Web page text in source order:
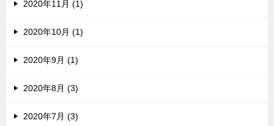
2020年11月 (1)
2020年10月 (1)
2020年9月 (1)
2020年8月 (3)
2020年7月 (3)